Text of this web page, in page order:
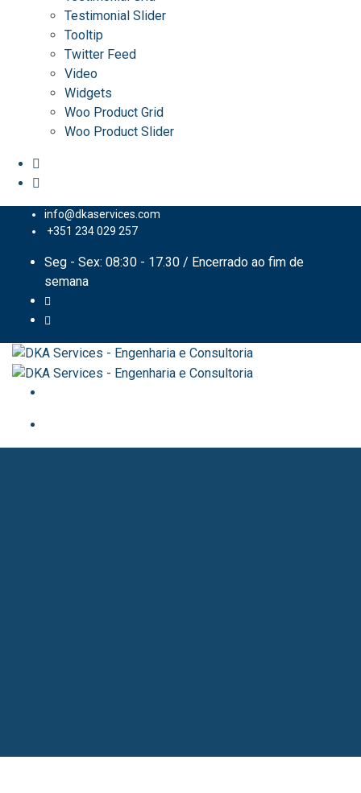
Testimonial Slider
Tooltip
Twitter Feed
Video
Widgets
Woo Product Grid
Woo Product Slider
info@dkaservices.com
+351 234 029 257
Seg - Sex: 08:30 - 17.30 / Encerrado ao fim de
semana